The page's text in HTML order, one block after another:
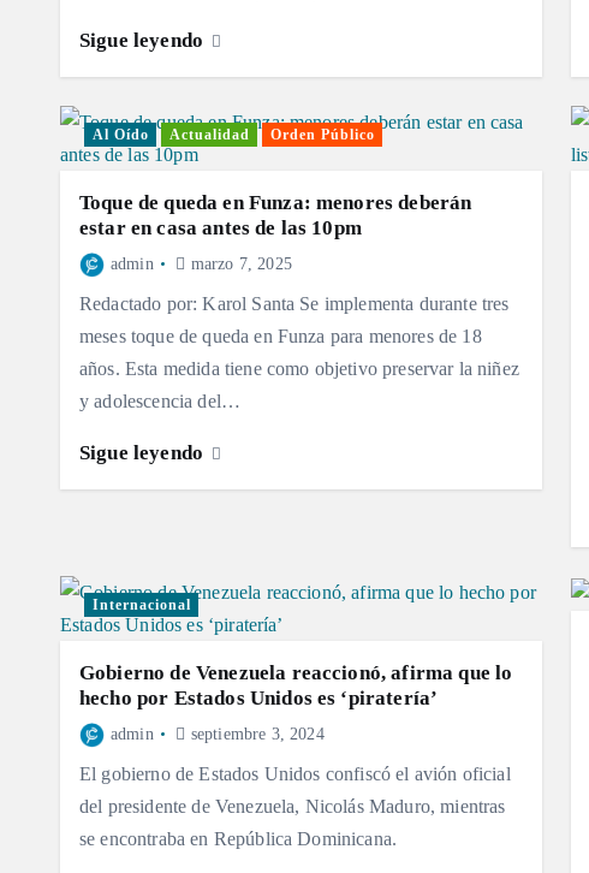
Sigue leyendo
Al Oído Actualidad Orden Público
Toque de queda en Funza: menores deberán
estar en casa antes de las 10pm
admin marzo 7, 2025
Redactado por: Karol Santa Se implementa durante tres
meses toque de queda en Funza para menores de 18
años. Esta medida tiene como objetivo preservar la niñez
y adolescencia del…
Sigue leyendo
Internacional
Gobierno de Venezuela reaccionó, afirma que lo
hecho por Estados Unidos es ‘piratería’
admin septiembre 3, 2024
El gobierno de Estados Unidos confiscó el avión oficial
del presidente de Venezuela, Nicolás Maduro, mientras
se encontraba en República Dominicana.